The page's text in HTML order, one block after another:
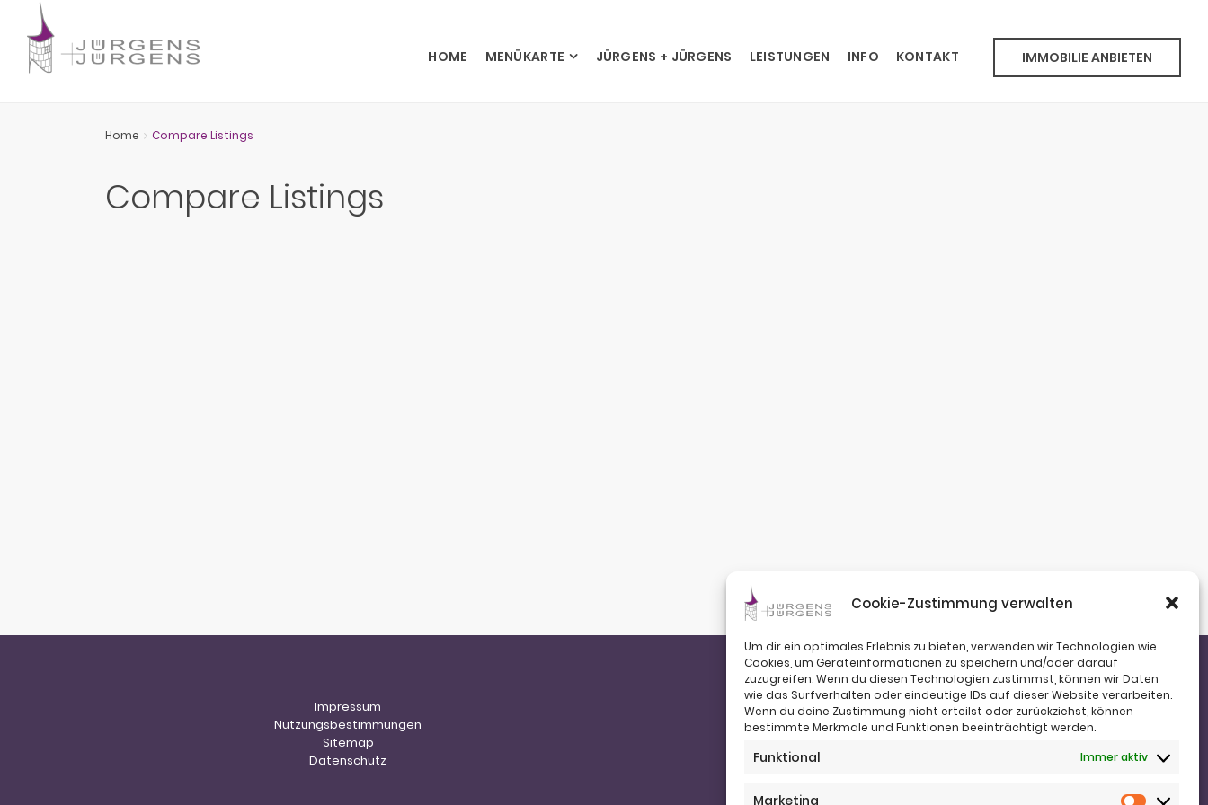
Cookie-Zustimmung verwalten
Um dir ein optimales Erlebnis zu bieten, verwenden wir Technologien wie
Cookies, um Geräteinformationen zu speichern und/oder darauf
zuzugreifen. Wenn du diesen Technologien zustimmst, können wir Daten
wie das Surfverhalten oder eindeutige IDs auf dieser Website verarbeiten.
Wenn du deine Zustimmung nicht erteilst oder zurückziehst, können
bestimmte Merkmale und Funktionen beeinträchtigt werden.
Funktional Immer aktiv
Marketing
IMMOBILIE ANBIETEN
HOME MENÜKARTE JÜRGENS + JÜRGENS LEISTUNGEN INFO KONTAKT
Home Compare Listings
Compare Listings
Impressum
Nutzungsbestimmungen
Sitemap
Datenschutz
Telefon: +43 (0)664 4221383
Telefon:+43 (0)650 5836683
Website: